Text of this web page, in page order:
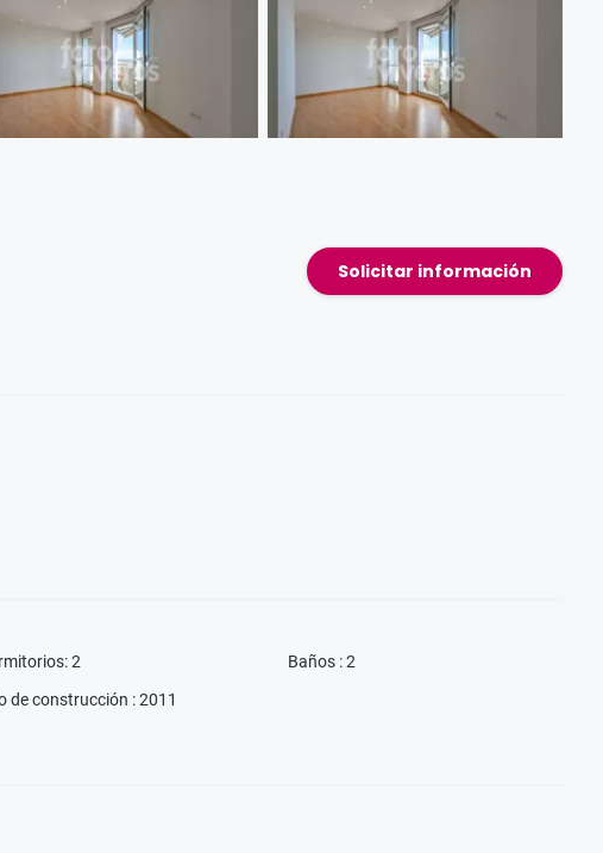
Solicitar información
: 2 Baños : 2
de construcción : 2011